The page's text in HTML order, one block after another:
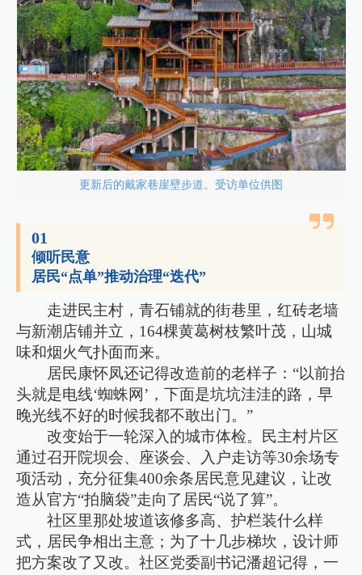
更新后的戴家巷崖壁步道。受访单位供图
01
倾听民意
居民“点单”推动治理“迭代”
走进民主村，青石铺就的街巷里，红砖老墙
与新潮店铺并立，164棵黄葛树枝繁叶茂，山城
味和烟火气扑面而来。
居民康怀凤还记得改造前的老样子：“以前抬
头就是电线‘蜘蛛网’，下面是坑坑洼洼的路，早
晚光线不好的时候我都不敢出门。”
改变始于一轮深入的城市体检。民主村片区
通过召开院坝会、座谈会、入户走访等30余场专
项活动，充分征集400余条居民意见建议，让改
造从官方“拍脑袋”走向了居民“说了算”。
社区里那处坡道该修多高、护栏装什么样
式，居民争相出主意；为了十几步梯坎，设计师
把方案改了又改。社区党委副书记潘超记得，一